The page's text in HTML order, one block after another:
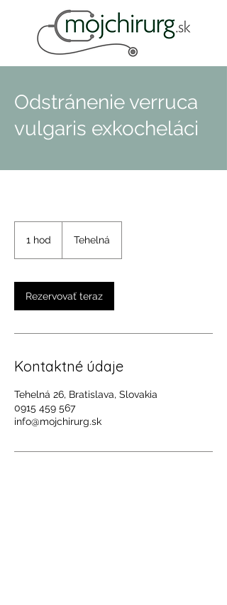
Odstránenie verruca
vulgaris exkocheláci
1 hod Tehelná
Rezervovať teraz
Kontaktné údaje
Tehelná 26, Bratislava, Slovakia
0915 459 567
info@mojchirurg.sk